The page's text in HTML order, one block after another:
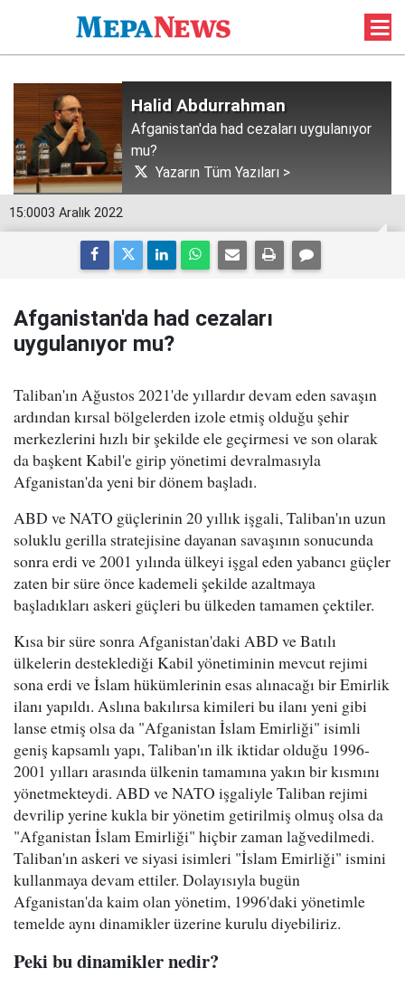
Halid Abdurrahman
Afganistan'da had cezaları uygulanıyor
mu?
Yazarın Tüm Yazıları >
15:0003 Aralık 2022
Afganistan'da had cezaları
uygulanıyor mu?
Taliban'ın Ağustos 2021'de yıllardır devam eden savaşın
ardından kırsal bölgelerden izole etmiş olduğu şehir
merkezlerini hızlı bir şekilde ele geçirmesi ve son olarak
da başkent Kabil'e girip yönetimi devralmasıyla
Afganistan'da yeni bir dönem başladı.
ABD ve NATO güçlerinin 20 yıllık işgali, Taliban'ın uzun
soluklu gerilla stratejisine dayanan savaşının sonucunda
sonra erdi ve 2001 yılında ülkeyi işgal eden yabancı güçler
zaten bir süre önce kademeli şekilde azaltmaya
başladıkları askeri güçleri bu ülkeden tamamen çektiler.
Kısa bir süre sonra Afganistan'daki ABD ve Batılı
ülkelerin desteklediği Kabil yönetiminin mevcut rejimi
sona erdi ve İslam hükümlerinin esas alınacağı bir Emirlik
ilanı yapıldı. Aslına bakılırsa kimileri bu ilanı yeni gibi
lanse etmiş olsa da "Afganistan İslam Emirliği" isimli
geniş kapsamlı yapı, Taliban'ın ilk iktidar olduğu 1996-
2001 yılları arasında ülkenin tamamına yakın bir kısmını
yönetmekteydi. ABD ve NATO işgaliyle Taliban rejimi
devrilip yerine kukla bir yönetim getirilmiş olmuş olsa da
"Afganistan İslam Emirliği" hiçbir zaman lağvedilmedi.
Taliban'ın askeri ve siyasi isimleri "İslam Emirliği" ismini
kullanmaya devam ettiler. Dolayısıyla bugün
Afganistan'da kaim olan yönetim, 1996'daki yönetimle
temelde aynı dinamikler üzerine kurulu diyebiliriz.
Peki bu dinamikler nedir?